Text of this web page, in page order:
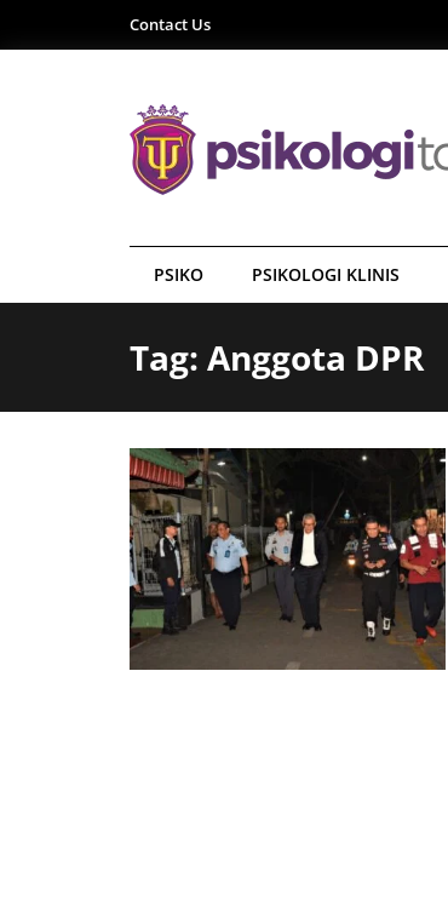
Contact Us
PSIKO PSIKOLOGI KLINIS
Tag: Anggota DPR